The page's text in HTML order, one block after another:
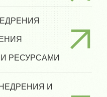
РЕСУРСАМИ
И